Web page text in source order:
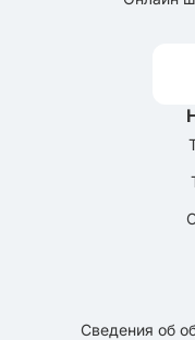
Сведения об